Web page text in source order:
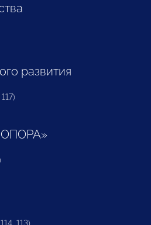
развития